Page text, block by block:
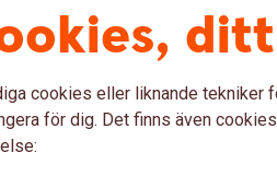
cookies eller liknande tekniker
för dig. Det finns även